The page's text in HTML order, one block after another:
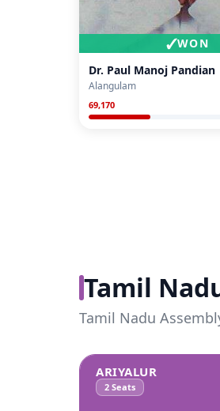
✓WON
Dr. Paul Manoj Pandian
Alangulam
69,170
Tamil
Tamil Nadu
ARIYALUR
2 Seats